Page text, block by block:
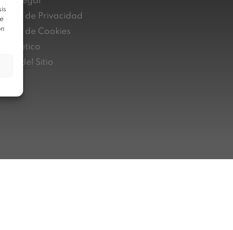
de Privacidad
de Cookies
ético
del Sitio